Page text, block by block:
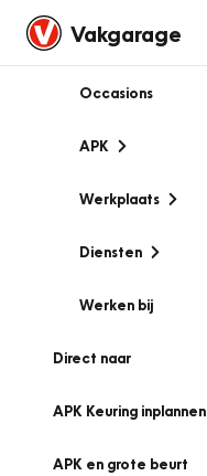
Vakgarage
Occasions
APK
Werkplaats
Diensten
Werken bij
Direct naar
APK Keuring inplannen
APK en grote beurt